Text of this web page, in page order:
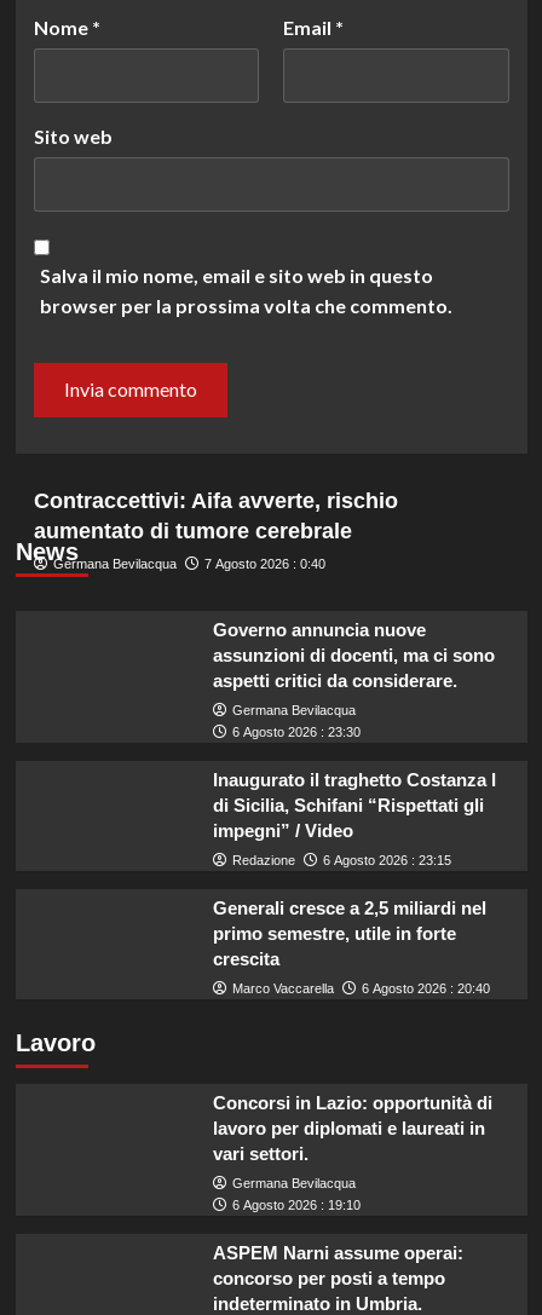
Nome * Email *
Sito web
Salva il mio nome, email e sito web in questo
browser per la prossima volta che commento.
News
Contraccettivi: Aifa avverte, rischio
aumentato di tumore cerebrale
Germana Bevilacqua 7 Agosto 2026 : 0:40
Governo annuncia nuove
assunzioni di docenti, ma ci sono
aspetti critici da considerare.
Germana Bevilacqua
6 Agosto 2026 : 23:30
Inaugurato il traghetto Costanza I
di Sicilia, Schifani “Rispettati gli
impegni” / Video
Redazione 6 Agosto 2026 : 23:15
Generali cresce a 2,5 miliardi nel
primo semestre, utile in forte
crescita
Marco Vaccarella 6 Agosto 2026 : 20:40
Lavoro
Concorsi in Lazio: opportunità di
lavoro per diplomati e laureati in
vari settori.
Germana Bevilacqua
6 Agosto 2026 : 19:10
ASPEM Narni assume operai:
concorso per posti a tempo
indeterminato in Umbria.